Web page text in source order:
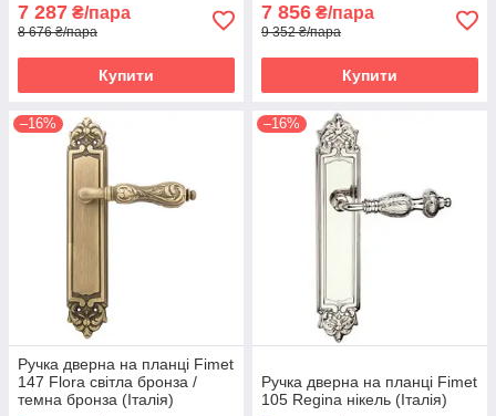
7 287 ₴/пара
8 676 ₴/пара
Купити
7 856 ₴/пара
9 352 ₴/пара
Купити
–16%
Ручка дверна на планці Fimet
147 Flora світла бронза /
темна бронза (Італія)
–16%
Ручка дверна на планці Fimet
105 Regina нікель (Італія)